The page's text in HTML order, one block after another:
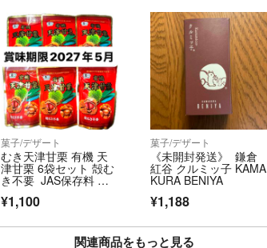
菓子/デザート
むき天津甘栗 有機 天
津甘栗 6袋セット 殻む
き不要 JAS保存料 着
色料不使用
¥1,100
菓子/デザート
《未開封発送》 鎌倉
紅谷 クルミッ子 KAMA
KURA BENIYA
¥1,188
関連商品をもっと見る